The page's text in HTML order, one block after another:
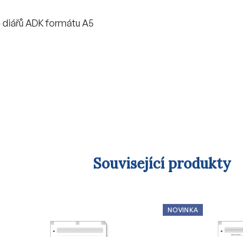
ADK formátu A5
Související produkty
NOVINKA